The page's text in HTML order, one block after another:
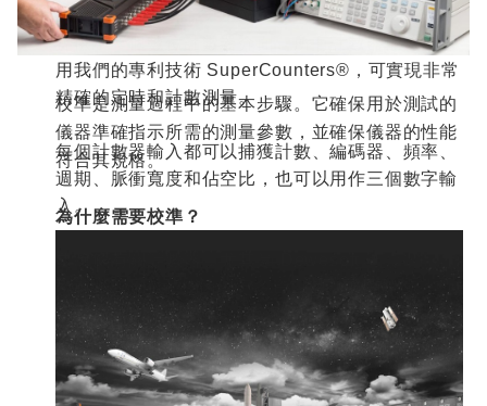
Dewesoft X在許多Dewesoft數據採集儀器上都
提供了一個數位計數器介面。所有計數器輸入均採
用我們的專利技術 SuperCounters® ，可實現非常
精確的定時和計數測量。
每個計數器輸入都可以捕獲計數、編碼器、頻率、
週期、脈衝寬度和佔空比，也可以用作三個數字輸
入。
SuperCounter
技術的更多資訊，請訪問數位計數
器在線培訓課程。
汽車介面
Dewesoft X可以從多個標準汽車介面獲取數據。
校準是測量過程中的基本步驟。它確保用於測試的
儀器準確指示所需的測量參數，並確保儀器的性能
符合其規格。
為什麼需要校準？